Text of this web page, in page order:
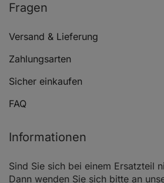
Fragen
Versand & Lieferung
Zahlungsarten
Sicher einkaufen
FAQ
Informationen
Sind Sie sich bei einem Ersatzteil
Dann wenden Sie sich bitte an